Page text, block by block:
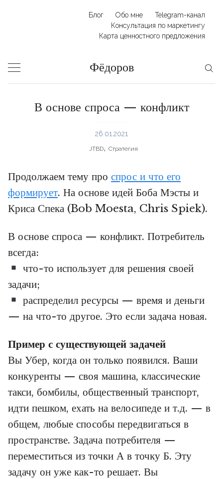
Блог Обо мне
Telegram-канал
Консультация по маркетингу
Карта ценностного предложения
Фёдоров
В основе спроса — конфликт
26.01.2021
JTBD, Стратегия
Продолжаем тему про спрос и что его
формирует. На основе идей Боба Мэсты и
Криса Спека (Bob Moesta, Chris Spiek).
В основе спроса — конфликт. Потребитель
всегда:
что-то использует для решения своей
задачи;
распределил ресурсы — время и деньги
— на что-то другое. Это если задача новая.
Пример с существующей задачей
Вы Убер, когда он только появился. Ваши
конкуренты — своя машина, классические
такси, бомбилы, общественный транспорт,
идти пешком, ехать на велосипеде и т.д. — в
общем, любые способы передвигаться в
пространстве. Задача потребителя —
переместиться из точки А в точку Б. Эту
задачу он уже как-то решает. Вы